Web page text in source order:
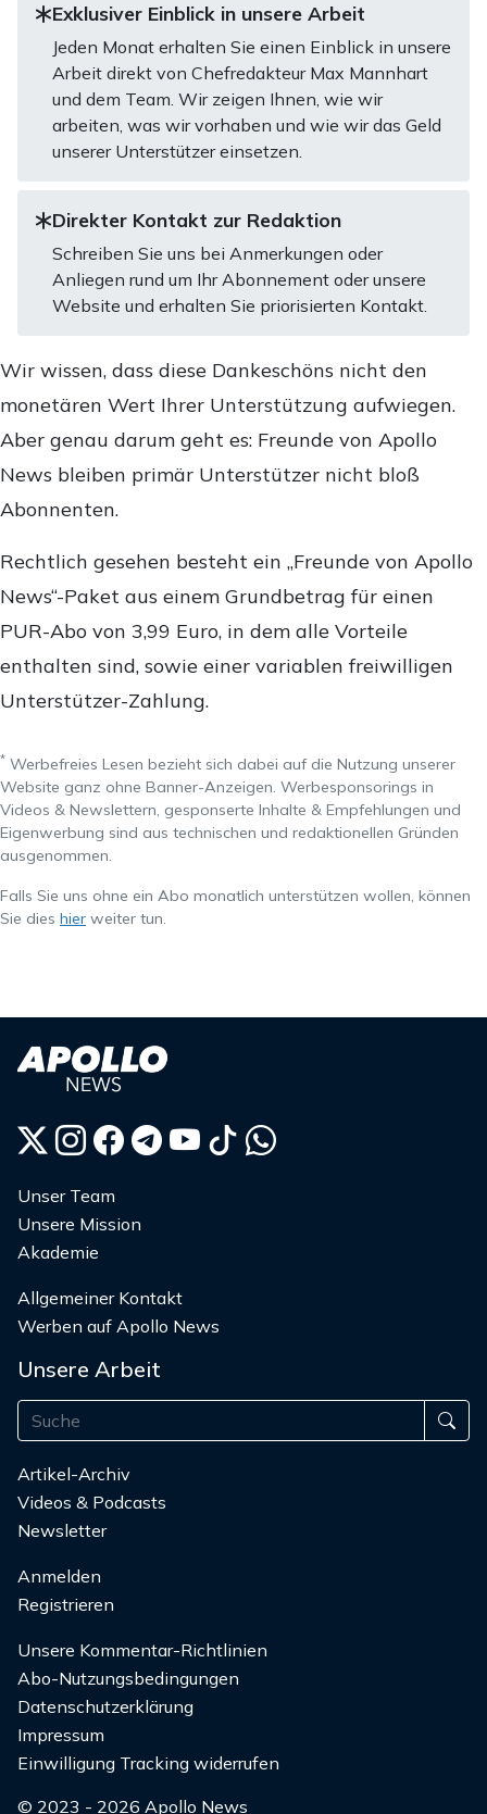
Exklusiver Einblick in unsere Arbeit
Jeden Monat erhalten Sie einen Einblick in unsere
Arbeit direkt von Chefredakteur Max Mannhart
und dem Team. Wir zeigen Ihnen, wie wir
arbeiten, was wir vorhaben und wie wir das Geld
unserer Unterstützer einsetzen.
Direkter Kontakt zur Redaktion
Schreiben Sie uns bei Anmerkungen oder
Anliegen rund um Ihr Abonnement oder unsere
Website und erhalten Sie priorisierten Kontakt.
Wir wissen, dass diese Dankeschöns nicht den
monetären Wert Ihrer Unterstützung aufwiegen.
Aber genau darum geht es: Freunde von Apollo
News bleiben primär Unterstützer nicht bloß
Abonnenten.
Rechtlich gesehen besteht ein „Freunde von Apollo
News“-Paket aus einem Grundbetrag für einen
PUR-Abo von 3,99 Euro, in dem alle Vorteile
enthalten sind, sowie einer variablen freiwilligen
Unterstützer-Zahlung.
* Werbefreies Lesen bezieht sich dabei auf die Nutzung unserer
Website ganz ohne Banner-Anzeigen. Werbesponsorings in
Videos & Newslettern, gesponserte Inhalte & Empfehlungen und
Eigenwerbung sind aus technischen und redaktionellen Gründen
ausgenommen.
Falls Sie uns ohne ein Abo monatlich unterstützen wollen, können
Sie dies hier weiter tun.
Unser Team
Unsere Mission
Akademie
Allgemeiner Kontakt
Werben auf Apollo News
Unsere Arbeit
Artikel-Archiv
Videos & Podcasts
Newsletter
Anmelden
Registrieren
Unsere Kommentar-Richtlinien
Abo-Nutzungsbedingungen
Datenschutzerklärung
Impressum
Einwilligung Tracking widerrufen
© 2023 - 2026 Apollo News